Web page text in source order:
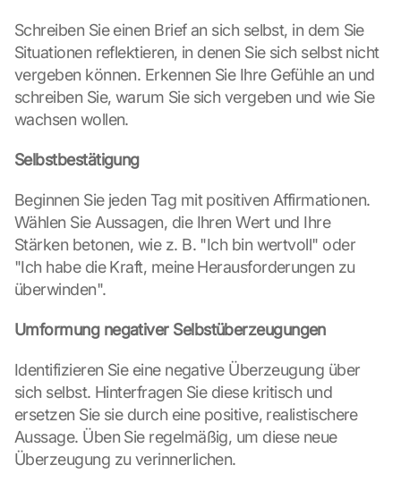
Schreiben Sie einen Brief an sich selbst, in dem Sie
Situationen reflektieren, in denen Sie sich selbst nicht
vergeben können. Erkennen Sie Ihre Gefühle an und
schreiben Sie, warum Sie sich vergeben und wie Sie
wachsen wollen.
Selbstbestätigung
Beginnen Sie jeden Tag mit positiven Affirmationen.
Wählen Sie Aussagen, die Ihren Wert und Ihre
Stärken betonen, wie z. B. "Ich bin wertvoll" oder
"Ich habe die Kraft, meine Herausforderungen zu
überwinden".
Umformung negativer Selbstüberzeugungen
Identifizieren Sie eine negative Überzeugung über
sich selbst. Hinterfragen Sie diese kritisch und
ersetzen Sie sie durch eine positive, realistischere
Aussage. Üben Sie regelmäßig, um diese neue
Überzeugung zu verinnerlichen.